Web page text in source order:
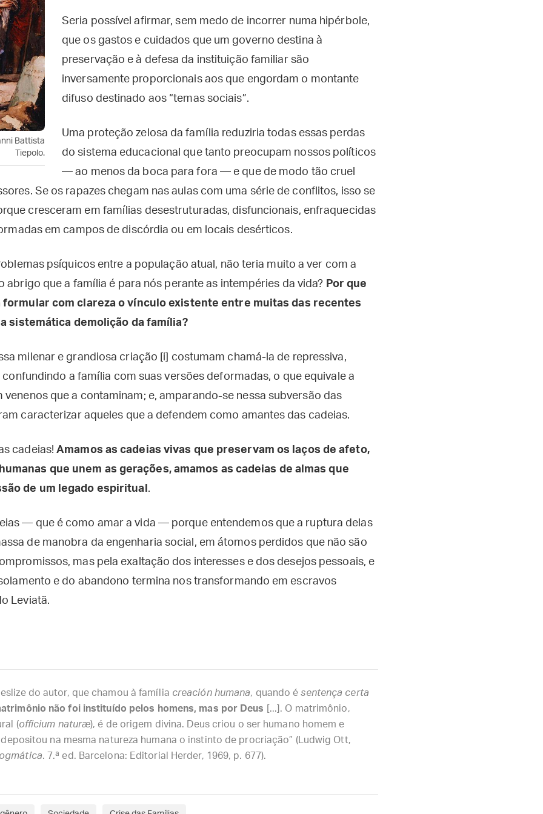
Battista
Tiepolo.
Seria possível afirmar, sem medo de incorrer numa hipérbole,
que os gastos e cuidados que um governo destina à
preservação e à defesa da instituição familiar são
inversamente proporcionais aos que engordam o montante
difuso destinado aos “temas sociais”.
Uma proteção zelosa da família reduziria todas essas perdas
do sistema educacional que tanto preocupam nossos políticos
— ao menos da boca para fora — e que de modo tão cruel
Se os rapazes chegam nas aulas com uma série de conflitos, isso se
cresceram em famílias desestruturadas, disfuncionais, enfraquecidas
em campos de discórdia ou em locais desérticos.
psíquicos entre a população atual, não teria muito a ver com a
abrigo que a família é para nós perante as intempéries da vida? Por que
formular com clareza o vínculo existente entre muitas das recentes
sistemática demolição da família?
milenar e grandiosa criação [i] costumam chamá-la de repressiva,
a família com suas versões deformadas, o que equivale a
que a contaminam; e, amparando-se nessa subversão das
caracterizar aqueles que a defendem como amantes das cadeias.
cadeias!Amamos as cadeias vivas que preservam os laços de afeto,
que unem as gerações, amamos as cadeias de almas que
de um legado espiritual .
— que é como amar a vida — porque entendemos que a ruptura delas
de manobra da engenharia social, em átomos perdidos que não são
mas pela exaltação dos interesses e dos desejos pessoais, e
e do abandono termina nos transformando em escravos
Leviatã.
do autor, que chamou à família creación humana, quando ésentença certa
não foi instituído pelos homens, mas por Deus [...]. O matrimônio,
(officium naturæ), é de origem divina. Deus criou o ser humano homem e
depositou na mesma natureza humana o instinto de procriação” (Ludwig Ott,
. 7.ª ed. Barcelona: Editorial Herder, 1969, p. 677).